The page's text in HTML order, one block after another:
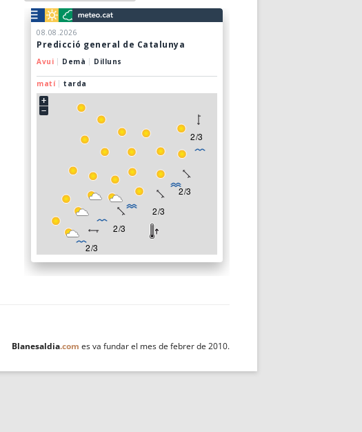
Blanesaldia.com es va fundar el mes de febrer de 2010.